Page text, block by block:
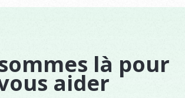
là pour
aider